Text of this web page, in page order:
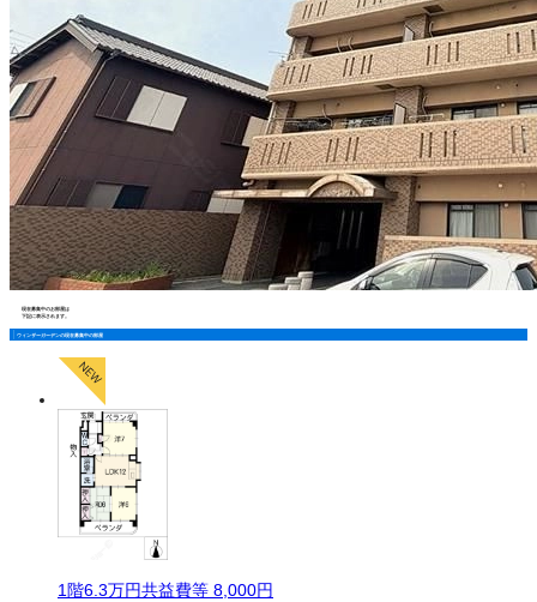
現在募集中のお部屋は
下記に表示されます。
ウィンザーガーデンの現在募集中の部屋
1階6.3万円共益費等 8,000円